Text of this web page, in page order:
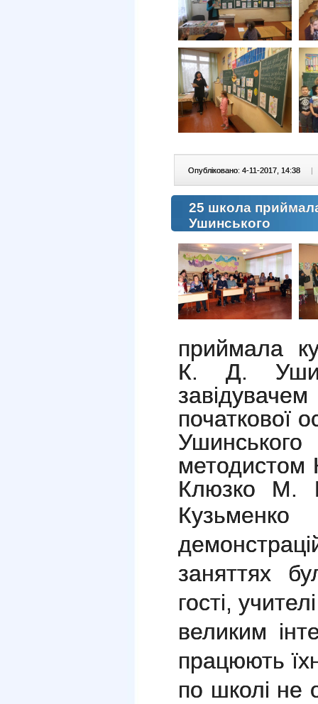
Опубліковано: 4-11-2017, 14:38
25 школа
Ушинського
приймала
К. Д.
початкової
методистом
Клюзко М.
Кузьменко
заняттях
гості,
великим
працюють
по школі не